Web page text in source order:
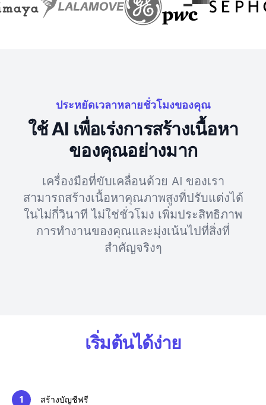
ประหยัดเวลาหลายชั่วโมงของคุณ
ใช้ AI เพื่อเร่งการสร้างเนื้อหา
ของคุณอย่างมาก
เครื่องมือที่ขับเคลื่อนด้วย AI ของเรา
สามารถสร้างเนื้อหาคุณภาพสูงที่ปรับแต่งได้
ในไม่กี่วินาที ไม่ใช่ชั่วโมง เพิ่มประสิทธิภาพ
การทำงานของคุณและมุ่งเน้นไปที่สิ่งที่
สำคัญจริงๆ
เริ่มต้นได้ง่าย
1 สร้างบัญชีฟรี